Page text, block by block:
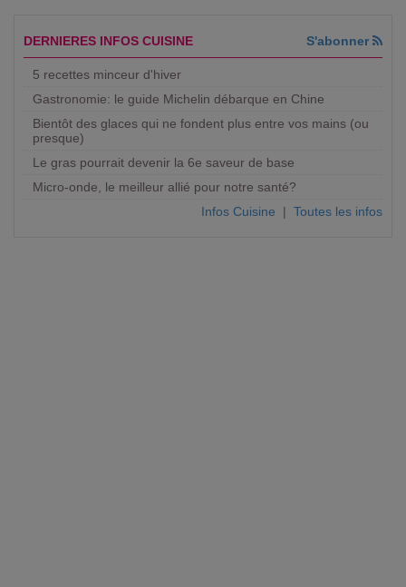
DERNIERES INFOS CUISINE S'abonner
5 recettes minceur d'hiver
Gastronomie: le guide Michelin débarque en Chine
Bientôt des glaces qui ne fondent plus entre vos mains (ou
presque)
Le gras pourrait devenir la 6e saveur de base
Micro-onde, le meilleur allié pour notre santé?
Infos Cuisine | Toutes les infos